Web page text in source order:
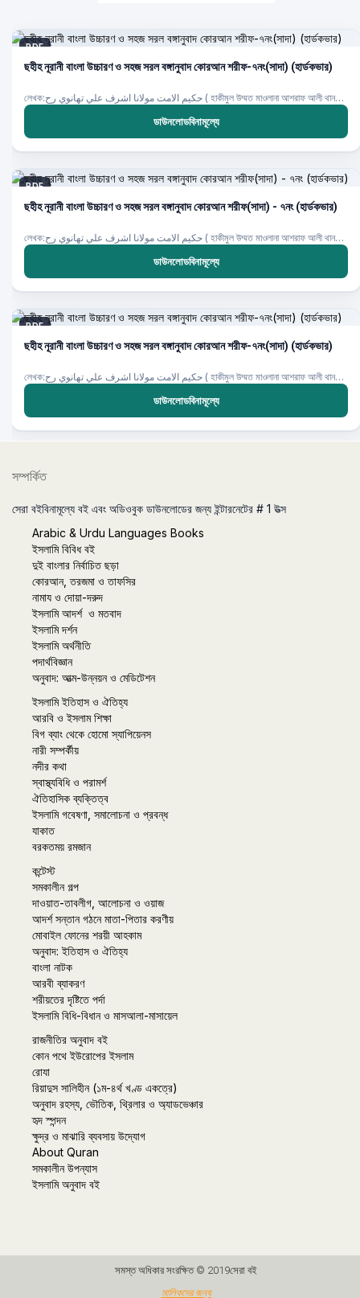
PDF
ছহীহ নূরানী বাংলা উচ্চারণ ও সহজ সরল বঙ্গানুবাদ কোরআন শরীফ-৭নং(সাদা) (হার্ডকভার)
লেখক:حكيم الامت مولانا اشرف علي تهانوي رح ( হাকীমুল উম্মত মাওলানা আশরাফ আলী থানভী রহ.) ,
ডাউনলোডবিনামূল্যে
PDF
ছহীহ নূরানী বাংলা উচ্চারণ ও সহজ সরল বঙ্গানুবাদ কোরআন শরীফ(সাদা) - ৭নং (হার্ডকভার)
লেখক:حكيم الامت مولانا اشرف علي تهانوي رح ( হাকীমুল উম্মত মাওলানা আশরাফ আলী থানভী রহ.) ,
ডাউনলোডবিনামূল্যে
PDF
ছহীহ নূরানী বাংলা উচ্চারণ ও সহজ সরল বঙ্গানুবাদ কোরআন শরীফ-৭নং(সাদা) (হার্ডকভার)
লেখক:حكيم الامت مولانا اشرف علي تهانوي رح ( হাকীমুল উম্মত মাওলানা আশরাফ আলী থানভী রহ.) ,
ডাউনলোডবিনামূল্যে
সম্পর্কিত
সেরা বইবিনামূল্যে বই এবং অডিওবুক ডাউনলোডের জন্য ইন্টারনেটের # 1 উত্স
Arabic & Urdu Languages Books
ইসলামি বিবিধ বই
দুই বাংলার নির্বাচিত ছড়া
কোরআন, তরজমা ও তাফসির
নামায ও দোয়া-দরুদ
ইসলামি আদর্শ ও মতবাদ
ইসলামি দর্শন
ইসলামি অর্থনীতি
পদার্থবিজ্ঞান
অনুবাদ: আত্ম-উন্নয়ন ও মেডিটেশন
ইসলামি ইতিহাস ও ঐতিহ্য
আরবি ও ইসলাম শিক্ষা
বিগ ব্যাং থেকে হোমো স্যাপিয়েনস
নারী সম্পর্কীয়
নদীর কথা
স্বাস্থ্যবিধি ও পরামর্শ
ঐতিহাসিক ব্যক্তিত্ব
ইসলামি গবেষণা, সমালোচনা ও প্রবন্ধ
যাকাত
বরকতময় রমজান
কন্টেস্ট
সমকালীন গল্প
দাওয়াত-তাবলীগ, আলোচনা ও ওয়াজ
আদর্শ সন্তান গঠনে মাতা-পিতার করণীয়
মোবাইল ফোনের শরয়ী আহকাম
অনুবাদ: ইতিহাস ও ঐতিহ্য
বাংলা নাটক
আরবী ব্যাকরণ
শরীয়তের দৃষ্টিতে পর্দা
ইসলামি বিধি-বিধান ও মাসআলা-মাসায়েল
রাজনীতির অনুবাদ বই
কোন পথে ইউরোপের ইসলাম
রোযা
রিয়াদুস সালিহীন (১ম-৪র্থ খণ্ড একত্রে)
অনুবাদ রহস্য, ভৌতিক, থ্রিলার ও অ্যাডভেঞ্চার
হৃদ স্পন্দন
ক্ষুদ্র ও মাঝারি ব্যবসায় উদ্যোগ
About Quran
সমকালীন উপন্যাস
ইসলামি অনুবাদ বই
সমস্ত অধিকার সংরক্ষিত © 2019সেরা বই
মালিকদের জন্য